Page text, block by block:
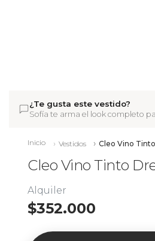
¿Te gusta este vestido?
Sofía te arma el look completo
Inicio Vestidos Cleo Vino
Cleo Vino Tinto
Alquiler
$352.000